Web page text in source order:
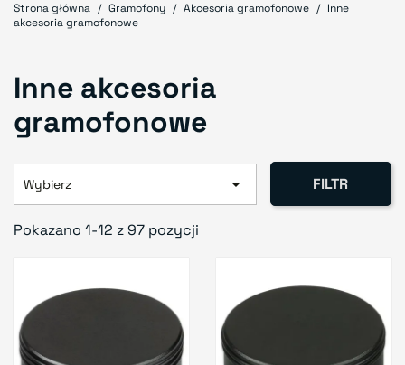
Strona główna Gramofony Akcesoria gramofonowe
Inne
akcesoria gramofonowe
Inne akcesoria
gramofonowe
Wybierz  FILTR
Pokazano 1-12 z 97 pozycji